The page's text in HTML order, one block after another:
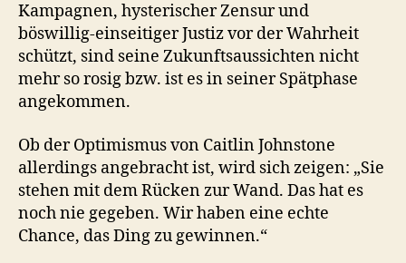
Kampagnen, hysterischer Zensur und
böswillig-einseitiger Justiz vor der Wahrheit
schützt, sind seine Zukunftsaussichten nicht
mehr so rosig bzw. ist es in seiner Spätphase
angekommen.
Ob der Optimismus von Caitlin Johnstone
allerdings angebracht ist, wird sich zeigen: „Sie
stehen mit dem Rücken zur Wand. Das hat es
noch nie gegeben. Wir haben eine echte
Chance, das Ding zu gewinnen.“